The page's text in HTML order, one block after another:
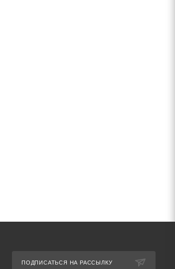
ПОДПИСАТЬСЯ НА РАССЫЛКУ